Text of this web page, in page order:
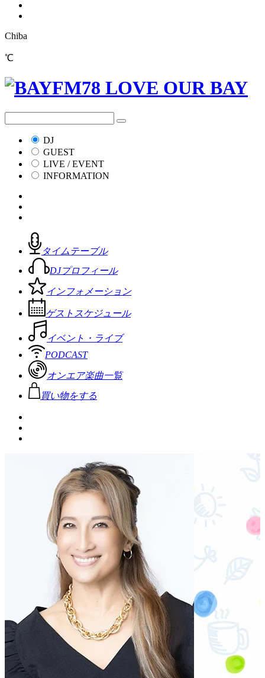
Chiba
℃
DJ
GUEST
LIVE / EVENT
INFORMATION
タイムテーブル
DJプロフィール
インフォメーション
ゲストスケジュール
イベント・ライブ
PODCAST
オンエア楽曲一覧
買い物をする